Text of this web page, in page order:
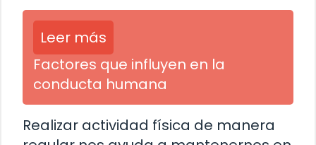
Leer más
Factores que influyen en la
conducta humana
Realizar actividad física de manera